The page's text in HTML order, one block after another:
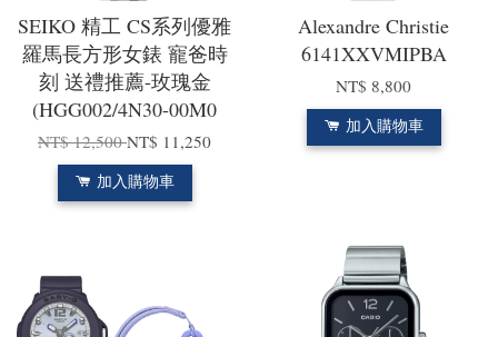
SEIKO 精工 CS系列優雅
羅馬長方形女錶 寵爸時
刻 送禮推薦-玫瑰金
(HGG002/4N30-00M0
NT$ 12,500NT$ 11,250
加入購物車
Alexandre Christie
6141XXVMIPBA
NT$ 8,800
加入購物車